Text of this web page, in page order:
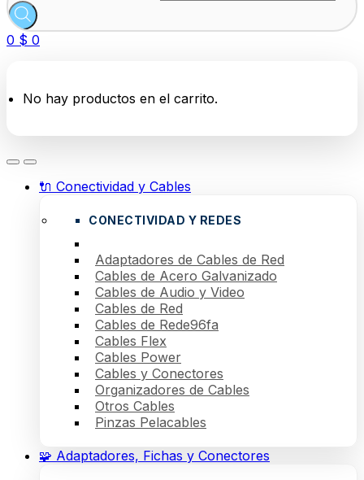
0 $ 0
No hay productos en el carrito.
🔌 Conectividad y Cables
CONECTIVIDAD Y REDES
Adaptadores de Cables de Red
Cables de Acero Galvanizado
Cables de Audio y Video
Cables de Red
Cables de Rede96fa
Cables Flex
Cables Power
Cables y Conectores
Organizadores de Cables
Otros Cables
Pinzas Pelacables
🧩 Adaptadores, Fichas y Conectores